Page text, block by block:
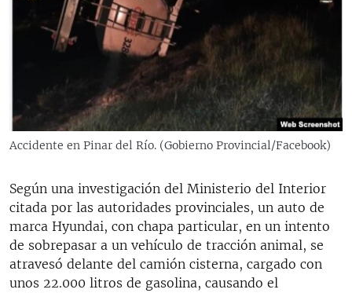
Accidente en Pinar del Río. (Gobierno Provincial/Facebook)
Según una investigación del Ministerio del Interior
citada por las autoridades provinciales, un auto de
marca Hyundai, con chapa particular, en un intento
de sobrepasar a un vehículo de tracción animal, se
atravesó delante del camión cisterna, cargado con
unos 22.000 litros de gasolina, causando el